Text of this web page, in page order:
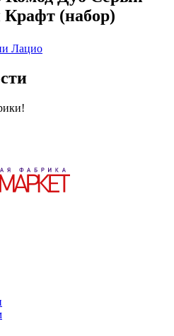
(набор)
Лацио